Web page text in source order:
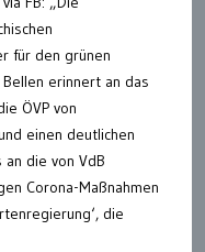
für den grünen
erinnert an das
ÖVP von
einen deutlichen
an die von VdB
Corona-Maßnahmen
die